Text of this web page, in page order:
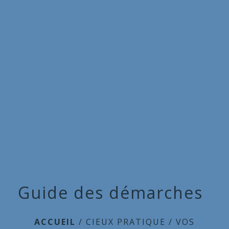
Guide des démarches
ACCUEIL / CIEUX PRATIQUE / VOS